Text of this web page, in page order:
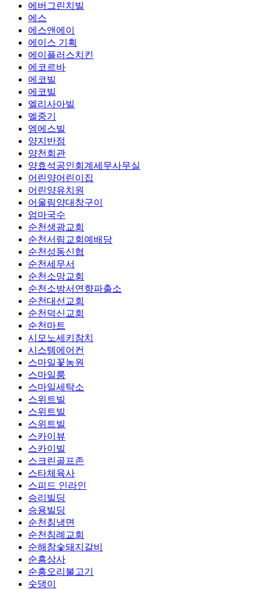
에버그린치빌
에스
에스앤에이
에이스 기획
에이플러스치킨
에코르바
에코빌
에코빌
엘리사아빌
엘중기
엠에스빌
양지반점
양천회관
양효석공인회계세무사무실
어린양어린이집
어린양유치원
어울림양대창구이
엄마국수
순천생광교회
순천서림교회예배당
순천성동신협
순천세무서
순천소망교회
순천소방서연향파출소
순천대선교회
순천덕신교회
순천마트
시모노세키참치
시스템에어컨
스마일꽃농원
스마일룸
스마일세탁소
스위트빌
스위트빌
스위트빌
스카이뷰
스카이빌
스크린골프존
스타체육사
스피드 인라인
승리빌딩
승용빌딩
순천칡냉면
순천침례교회
순해참숯돼지갈비
순흥상사
순흥오리불고기
숫댕이